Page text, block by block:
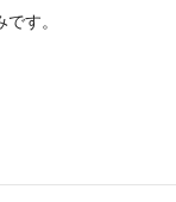
す。